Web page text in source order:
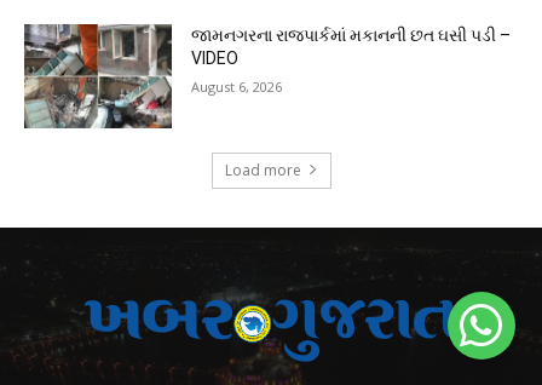
જામનગરના રાજપાર્કમાં મકાનની છત ઘસી પડી –
VIDEO
August 6, 2026
Load more